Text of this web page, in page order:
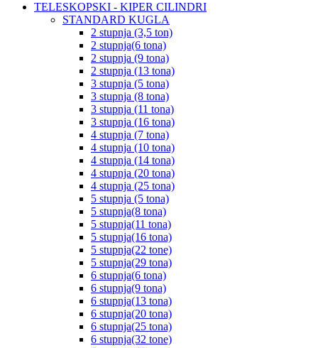
TELESKOPSKI - KIPER CILINDRI
STANDARD KUGLA
2 stupnja (3,5 ton)
2 stupnja(6 tona)
2 stupnja (9 tona)
2 stupnja (13 tona)
3 stupnja (5 tona)
3 stupnja (8 tona)
3 stupnja (11 tona)
3 stupnja (16 tona)
4 stupnja (7 tona)
4 stupnja (10 tona)
4 stupnja (14 tona)
4 stupnja (20 tona)
4 stupnja (25 tona)
5 stupnja (5 tona)
5 stupnja(8 tona)
5 stupnja(11 tona)
5 stupnja(16 tona)
5 stupnja(22 tone)
5 stupnja(29 tona)
6 stupnja(6 tona)
6 stupnja(9 tona)
6 stupnja(13 tona)
6 stupnja(20 tona)
6 stupnja(25 tona)
6 stupnja(32 tone)